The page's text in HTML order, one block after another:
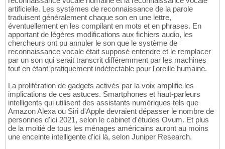
artificielle. Les systèmes de reconnaissance de la parole
traduisent généralement chaque son en une lettre,
éventuellement en les compilant en mots et en phrases. En
apportant de légères modifications aux fichiers audio, les
chercheurs ont pu annuler le son que le système de
reconnaissance vocale était supposé entendre et le remplacer
par un son qui serait transcrit différemment par les machines
tout en étant pratiquement indétectable pour l'oreille humaine.
La prolifération de gadgets activés par la voix amplifie les
implications de ces astuces. Smartphones et haut-parleurs
intelligents qui utilisent des assistants numériques tels que
Amazon Alexa ou Siri d'Apple devraient dépasser le nombre de
personnes d'ici 2021, selon le cabinet d'études Ovum. Et plus
de la moitié de tous les ménages américains auront au moins
une enceinte intelligente d'ici là, selon Juniper Research.